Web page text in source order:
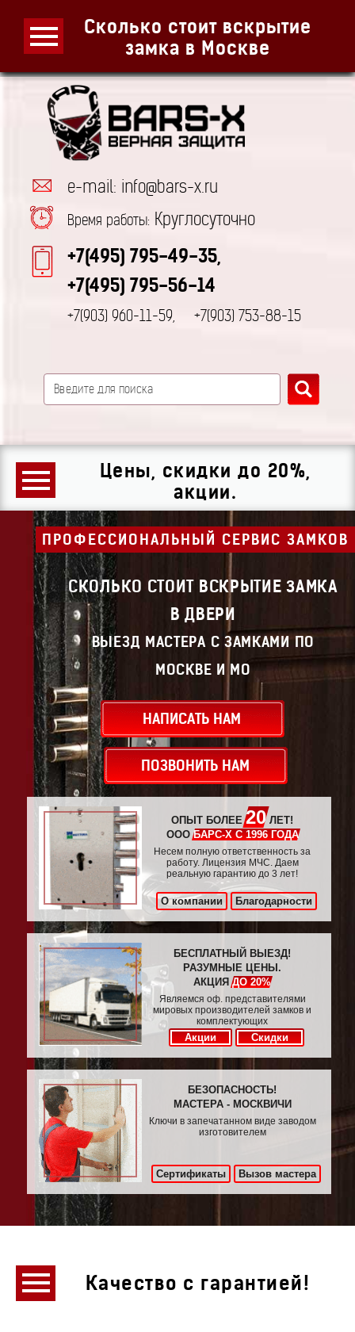
Сколько стоит вскрытие
замка в Москве
e-mail: info@bars-x.ru
Время работы: Круглосуточно
+7(495) 795-49-35,
+7(495) 795-56-14
+7(903) 960-11-59, +7(903) 753-88-15
Цены, скидки до 20%,
акции.
ПРОФЕССИОНАЛЬНЫЙ СЕРВИС ЗАМКОВ
СКОЛЬКО СТОИТ ВСКРЫТИЕ ЗАМКА
В ДВЕРИ
ВЫЕЗД МАСТЕРА С ЗАМКАМИ ПО
МОСКВЕ И МО
НАПИСАТЬ НАМ
ПОЗВОНИТЬ НАМ
ОПЫТ БОЛЕЕ20ЛЕТ!
ОООБАРС-Х С 1996 ГОДА
Несем полную ответственность за
работу. Лицензия МЧС. Даем
реальную гарантию до 3 лет!
О компании Благодарности
БЕСПЛАТНЫЙ ВЫЕЗД!
РАЗУМНЫЕ ЦЕНЫ.
АКЦИЯДО 20%
Являемся оф. представителями
мировых производителей замков и
комплектующих
Акции Скидки
БЕЗОПАСНОСТЬ!
МАСТЕРА - МОСКВИЧИ
Ключи в запечатанном виде заводом
изготовителем
Сертификаты Вызов мастера
Качество с гарантией!